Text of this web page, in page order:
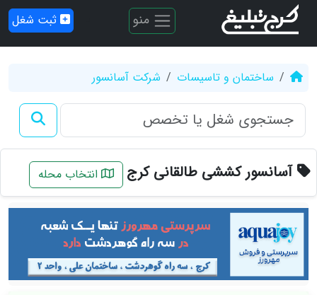
منو ثبت شغل
ساختمان و تاسیسات شرکت آسانسور
آسانسور کششی طالقانی کرج انتخاب محله